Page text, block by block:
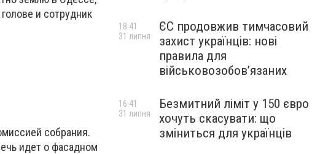
и сотрудник
собрания.
идет о фасадном
ЄС продовжив тимчасовий
захист українців: нові
правила для
військовозобов’язаних
18:41
31 липня
Безмитний ліміт у 150 євро
хочуть скасувати: що
зміниться для українців
16:41
31 липня